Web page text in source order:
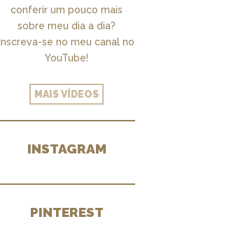
conferir um pouco mais
sobre meu dia a dia?
Inscreva-se no meu canal no
YouTube!
MAIS VÍDEOS
INSTAGRAM
PINTEREST